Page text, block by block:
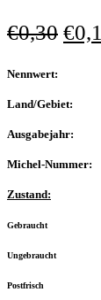
€0,30 €
Land/
Michel-
Zustand:
Ungebraucht
Postfrisch